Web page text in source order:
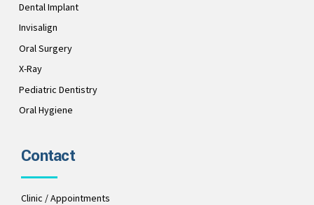
Dental Implant
Invisalign
Oral Surgery
X-Ray
Pediatric Dentistry
Oral Hygiene
Contact
Clinic / Appointments